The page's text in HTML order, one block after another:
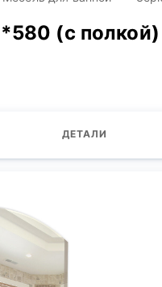
(с
ДЕТАЛИ